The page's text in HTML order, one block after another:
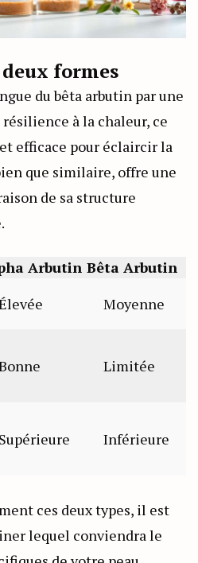
formes
du bêta arbutin par une
à la chaleur, ce
efficace pour éclaircir la
que similaire, offre une
de sa structure
Arbutin Bêta Arbutin
Moyenne
Limitée
Supérieure Inférieure
ces deux types, il est
lequel conviendra le